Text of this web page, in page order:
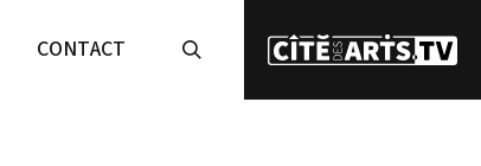
CONTACT